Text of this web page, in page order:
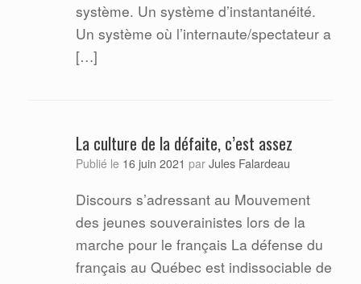
système. Un système d’instantanéité.
Un système où l’internaute/spectateur a
[…]
La culture de la défaite, c’est assez
Publié le 16 juin 2021 par Jules Falardeau
Discours s’adressant au Mouvement
des jeunes souverainistes lors de la
marche pour le français La défense du
français au Québec est indissociable de